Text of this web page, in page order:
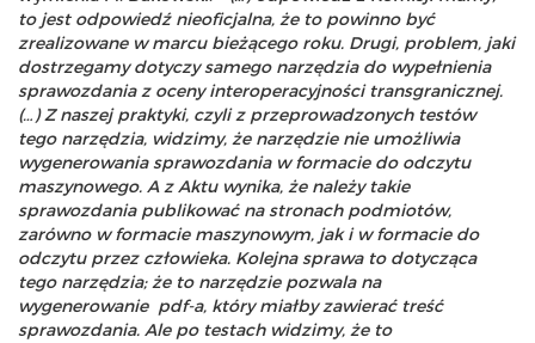
to jest odpowiedź nieoficjalna, że to powinno być
zrealizowane w marcu bieżącego roku. Drugi, problem, jaki
dostrzegamy dotyczy samego narzędzia do wypełnienia
sprawozdania z oceny interoperacyjności transgranicznej.
(…) Z naszej praktyki, czyli z przeprowadzonych testów
tego narzędzia, widzimy, że narzędzie nie umożliwia
wygenerowania sprawozdania w formacie do odczytu
maszynowego. A z Aktu wynika, że należy takie
sprawozdania publikować na stronach podmiotów,
zarówno w formacie maszynowym, jak i w formacie do
odczytu przez człowieka. Kolejna sprawa to dotycząca
tego narzędzia; że to narzędzie pozwala na
wygenerowanie pdf-a, który miałby zawierać treść
sprawozdania. Ale po testach widzimy, że to